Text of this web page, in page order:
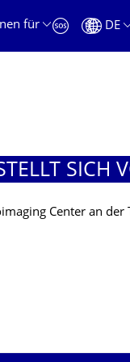
für
DE
SICH
Center an der